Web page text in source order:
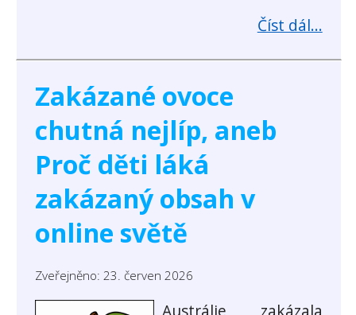
Číst dál...
Zakázané ovoce
chutná nejlíp, aneb
Proč děti láká
zakázaný obsah v
online světě
Zveřejněno: 23. červen 2026
Austrálie zakázala